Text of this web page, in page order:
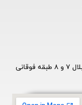
آدرس : کرج – بلوار یادگار امام شمال ، بین بلال ۷ و ۸ طبقه فوقانی